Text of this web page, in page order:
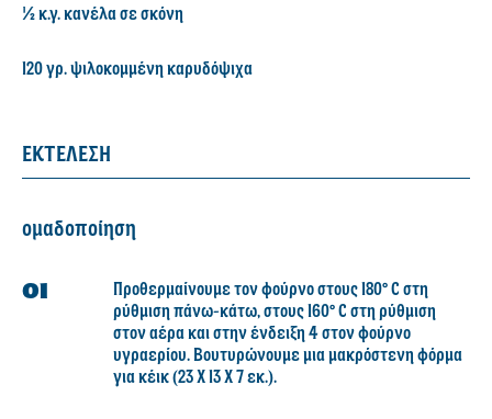
½ κ.γ. κανέλα σε σκόνη
120 γρ. ψιλοκομμένη καρυδόψιχα
ΕΚΤΕΛΕΣΗ
ομαδοποίηση
Προθερμαίνουμε τον φούρνο στους 180° C στη
ρύθμιση πάνω-κάτω, στους 160° C στη ρύθμιση
στον αέρα και στην ένδειξη 4 στον φούρνο
υγραερίου. Βουτυρώνουμε μια μακρόστενη φόρμα
για κέικ (23 Χ 13 Χ 7 εκ.).